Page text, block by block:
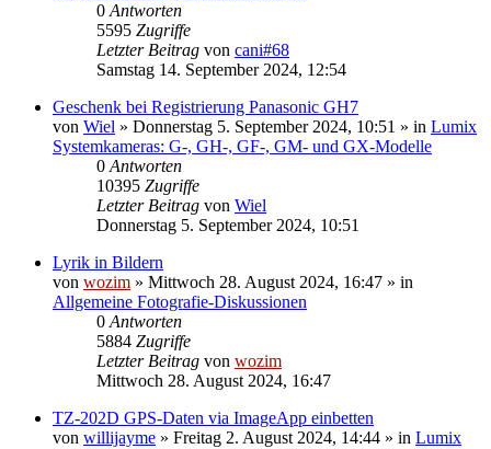
0 Antworten
5595 Zugriffe
Letzter Beitrag von cani#68
Samstag 14. September 2024, 12:54
Geschenk bei Registrierung Panasonic GH7
von Wiel » Donnerstag 5. September 2024, 10:51 » in Lumix
Systemkameras: G-, GH-, GF-, GM- und GX-Modelle
0 Antworten
10395 Zugriffe
Letzter Beitrag von Wiel
Donnerstag 5. September 2024, 10:51
Lyrik in Bildern
von wozim » Mittwoch 28. August 2024, 16:47 » in
Allgemeine Fotografie-Diskussionen
0 Antworten
5884 Zugriffe
Letzter Beitrag von wozim
Mittwoch 28. August 2024, 16:47
TZ-202D GPS-Daten via ImageApp einbetten
von willijayme » Freitag 2. August 2024, 14:44 » in Lumix